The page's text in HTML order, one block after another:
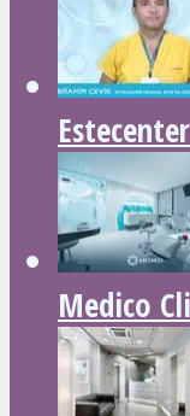
Medico